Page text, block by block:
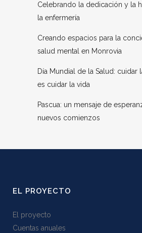
Celebrando la dedicación y la
la enfermería
Creando espacios para la
salud mental en Monrovia
Día Mundial de la Salud: cuidar
es cuidar la vida
Pascua: un mensaje de
nuevos comienzos
EL PROYECTO
El proyecto
Cuentas anuales